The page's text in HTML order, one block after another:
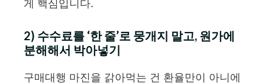
게 핵심입니다.
2) 수수료를 ‘한 줄’로 뭉개지 말고, 원가에
분해해서 박아넣기
구매대행 마진을 갉아먹는 건 환율만이 아니에